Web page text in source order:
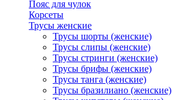
Пояс для чулок
Корсеты
Трусы женские
Трусы шорты (женские)
Трусы слипы (женские)
Трусы стринги (женские)
Трусы брифы (женские)
Трусы танга (женские)
Трусы бразилиано (женские)